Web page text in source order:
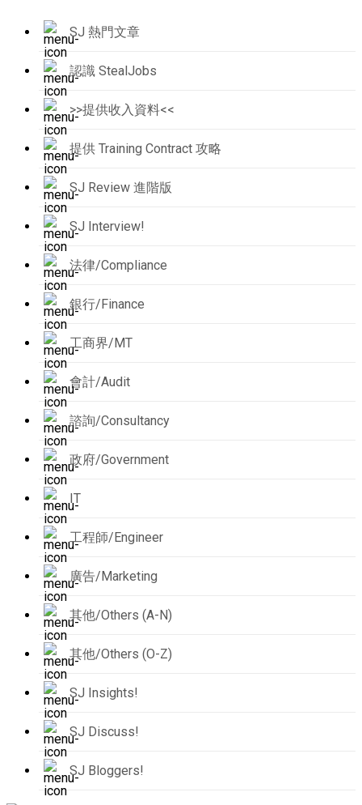
SJ 熱門文章
認識 StealJobs
>>提供收入資料<<
提供 Training Contract 攻略
SJ Review 進階版
SJ Interview!
法律/Compliance
銀行/Finance
工商界/MT
會計/Audit
諮詢/Consultancy
政府/Government
IT
工程師/Engineer
廣告/Marketing
其他/Others (A-N)
其他/Others (O-Z)
SJ Insights!
SJ Discuss!
SJ Bloggers!